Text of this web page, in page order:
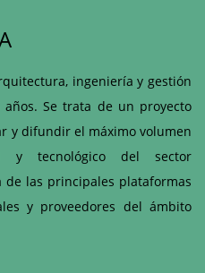
ingeniería y gestión
Se trata de un proyecto
y difundir el máximo volumen
y tecnológico del sector
las principales plataformas
y proveedores del ámbito